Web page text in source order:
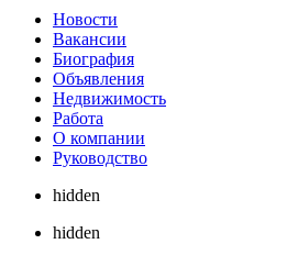
Новости
Вакансии
Биография
Объявления
Недвижимость
Работа
О компании
Руководство
hidden
hidden